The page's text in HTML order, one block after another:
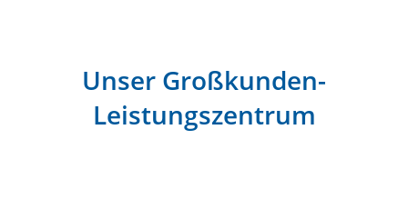
Unser Großkunden-
Leistungszentrum